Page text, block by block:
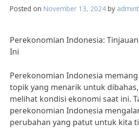
Posted on November 13, 2024 by
Perekonomian Indonesia:
Ini
Perekonomian Indonesia
topik yang menarik untuk
melihat kondisi ekonomi saat ini.
perekonomian Indonesia
perubahan yang patut untuk kita